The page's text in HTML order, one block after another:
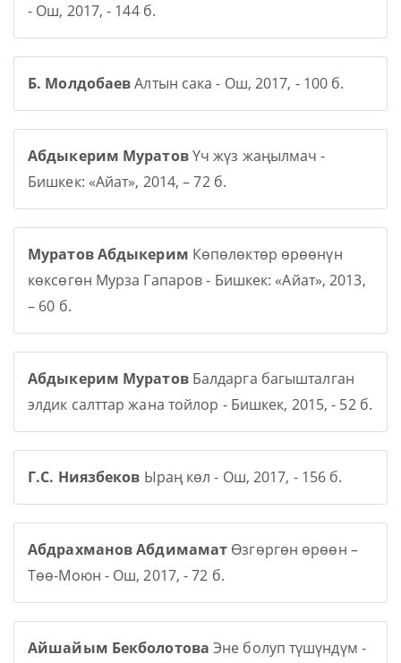
- Ош, 2017, - 144 б.
Б. МолдобаевАлтын сака - Ош, 2017, - 100 б.
Абдыкерим МуратовҮч жүз жаңылмач -
Бишкек: «Айат», 2014, – 72 б.
Муратов Абдыкерим Көпөлөктөр өрөөнүн
көксөгөн Мурза Гапаров - Бишкек: «Айат», 2013,
– 60 б.
Абдыкерим МуратовБалдарга багышталган
элдик салттар жана тойлор - Бишкек, 2015, - 52 б.
Г.С. Ниязбеков Ыраң көл - Ош, 2017, - 156 б.
Абдрахманов Абдимамат Өзгөргөн өрөөн –
Төө-Моюн - Ош, 2017, - 72 б.
Айшайым Бекболотова Эне болуп түшүндүм -